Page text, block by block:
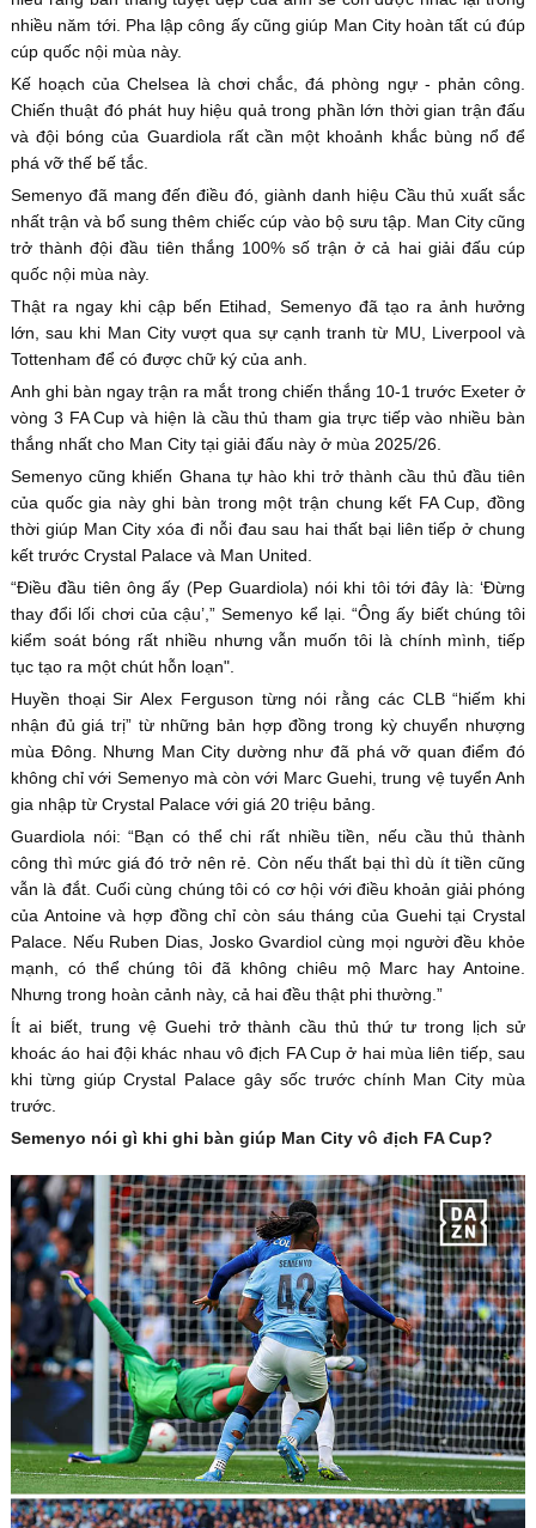
nhiều năm tới. Pha lập công ấy cũng giúp Man City hoàn tất cú đúp
cúp quốc nội mùa này.
Kế hoạch của Chelsea là chơi chắc, đá phòng ngự - phản công.
Chiến thuật đó phát huy hiệu quả trong phần lớn thời gian trận đấu
và đội bóng của Guardiola rất cần một khoảnh khắc bùng nổ để
phá vỡ thế bế tắc.
Semenyo đã mang đến điều đó, giành danh hiệu Cầu thủ xuất sắc
nhất trận và bổ sung thêm chiếc cúp vào bộ sưu tập. Man City cũng
trở thành đội đầu tiên thắng 100% số trận ở cả hai giải đấu cúp
quốc nội mùa này.
Thật ra ngay khi cập bến Etihad, Semenyo đã tạo ra ảnh hưởng
lớn, sau khi Man City vượt qua sự cạnh tranh từ MU, Liverpool và
Tottenham để có được chữ ký của anh.
Anh ghi bàn ngay trận ra mắt trong chiến thắng 10-1 trước Exeter ở
vòng 3 FA Cup và hiện là cầu thủ tham gia trực tiếp vào nhiều bàn
thắng nhất cho Man City tại giải đấu này ở mùa 2025/26.
Semenyo cũng khiến Ghana tự hào khi trở thành cầu thủ đầu tiên
của quốc gia này ghi bàn trong một trận chung kết FA Cup, đồng
thời giúp Man City xóa đi nỗi đau sau hai thất bại liên tiếp ở chung
kết trước Crystal Palace và Man United.
“Điều đầu tiên ông ấy (Pep Guardiola) nói khi tôi tới đây là: ‘Đừng
thay đổi lối chơi của cậu’,” Semenyo kể lại. “Ông ấy biết chúng tôi
kiểm soát bóng rất nhiều nhưng vẫn muốn tôi là chính mình, tiếp
tục tạo ra một chút hỗn loạn".
Huyền thoại Sir Alex Ferguson từng nói rằng các CLB “hiếm khi
nhận đủ giá trị” từ những bản hợp đồng trong kỳ chuyển nhượng
mùa Đông. Nhưng Man City dường như đã phá vỡ quan điểm đó
không chỉ với Semenyo mà còn với Marc Guehi, trung vệ tuyển Anh
gia nhập từ Crystal Palace với giá 20 triệu bảng.
Guardiola nói: “Bạn có thể chi rất nhiều tiền, nếu cầu thủ thành
công thì mức giá đó trở nên rẻ. Còn nếu thất bại thì dù ít tiền cũng
vẫn là đắt. Cuối cùng chúng tôi có cơ hội với điều khoản giải phóng
của Antoine và hợp đồng chỉ còn sáu tháng của Guehi tại Crystal
Palace. Nếu Ruben Dias, Josko Gvardiol cùng mọi người đều khỏe
mạnh, có thể chúng tôi đã không chiêu mộ Marc hay Antoine.
Nhưng trong hoàn cảnh này, cả hai đều thật phi thường.”
Ít ai biết, trung vệ Guehi trở thành cầu thủ thứ tư trong lịch sử
khoác áo hai đội khác nhau vô địch FA Cup ở hai mùa liên tiếp, sau
khi từng giúp Crystal Palace gây sốc trước chính Man City mùa
trước.
Semenyo nói gì khi ghi bàn giúp Man City vô địch FA Cup?